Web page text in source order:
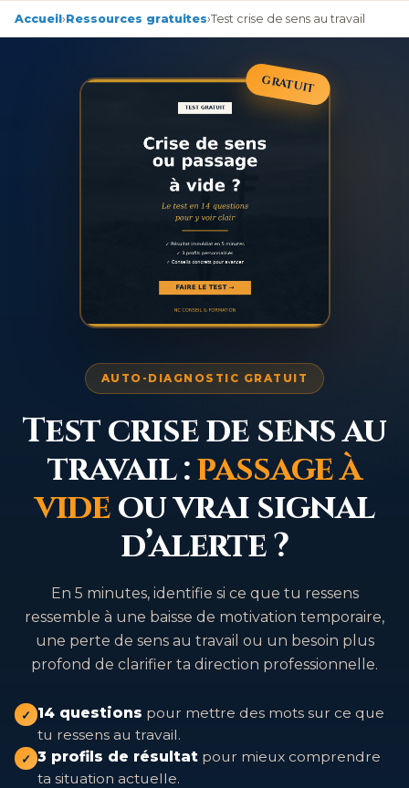
Accueil›Ressources gratuites›Test crise de sens au travail
GRATUIT
AUTO-DIAGNOSTIC GRATUIT
Test crise de sens au
travail :passage à
videou vrai signal
d’alerte ?
En 5 minutes, identifie si ce que tu ressens
ressemble à une baisse de motivation temporaire,
une perte de sens au travail ou un besoin plus
profond de clarifier ta direction professionnelle.
✓ 14 questions pour mettre des mots sur ce que
tu ressens au travail.
✓ 3 profils de résultat pour mieux comprendre
ta situation actuelle.